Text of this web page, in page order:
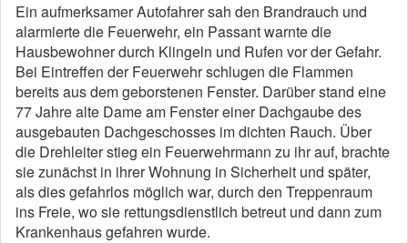
Ein aufmerksamer Autofahrer sah den Brandrauch und
alarmierte die Feuerwehr, ein Passant warnte die
Hausbewohner durch Klingeln und Rufen vor der Gefahr.
Bei Eintreffen der Feuerwehr schlugen die Flammen
bereits aus dem geborstenen Fenster. Darüber stand eine
77 Jahre alte Dame am Fenster einer Dachgaube des
ausgebauten Dachgeschosses im dichten Rauch. Über
die Drehleiter stieg ein Feuerwehrmann zu ihr auf, brachte
sie zunächst in ihrer Wohnung in Sicherheit und später,
als dies gefahrlos möglich war, durch den Treppenraum
ins Freie, wo sie rettungsdienstlich betreut und dann zum
Krankenhaus gefahren wurde.